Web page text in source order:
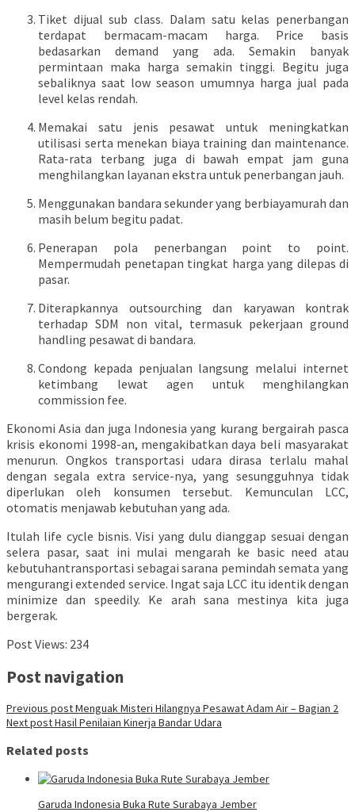
Tiket dijual sub class. Dalam satu kelas penerbangan
terdapat bermacam-macam harga. Price basis
bedasarkan demand yang ada. Semakin banyak
permintaan maka harga semakin tinggi. Begitu juga
sebaliknya saat low season umumnya harga jual pada
level kelas rendah.
Memakai satu jenis pesawat untuk meningkatkan
utilisasi serta menekan biaya training dan maintenance.
Rata-rata terbang juga di bawah empat jam guna
menghilangkan layanan ekstra untuk penerbangan jauh.
Menggunakan bandara sekunder yang berbiayamurah dan
masih belum begitu padat.
Penerapan pola penerbangan point to point.
Mempermudah penetapan tingkat harga yang dilepas di
pasar.
Diterapkannya outsourching dan karyawan kontrak
terhadap SDM non vital, termasuk pekerjaan ground
handling pesawat di bandara.
Condong kepada penjualan langsung melalui internet
ketimbang lewat agen untuk menghilangkan
commission fee.
Ekonomi Asia dan juga Indonesia yang kurang bergairah pasca
krisis ekonomi 1998-an, mengakibatkan daya beli masyarakat
menurun. Ongkos transportasi udara dirasa terlalu mahal
dengan segala extra service-nya, yang sesungguhnya tidak
diperlukan oleh konsumen tersebut. Kemunculan LCC,
otomatis menjawab kebutuhan yang ada.
Itulah life cycle bisnis. Visi yang dulu dianggap sesuai dengan
selera pasar, saat ini mulai mengarah ke basic need atau
kebutuhantransportasi sebagai sarana pemindah semata yang
mengurangi extended service. Ingat saja LCC itu identik dengan
minimize dan speedily. Ke arah sana mestinya kita juga
bergerak.
Post Views: 234
Post navigation
Previous postMenguak Misteri Hilangnya Pesawat Adam Air – Bagian 2
Next postHasil Penilaian Kinerja Bandar Udara
Related posts
Garuda Indonesia Buka Rute Surabaya Jember